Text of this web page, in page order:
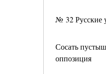
№ 32 Русские
Сосать
оппозиция